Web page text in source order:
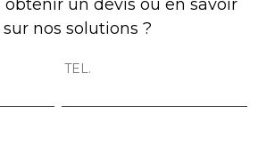
obtenir un devis ou en savoir
nos solutions ?